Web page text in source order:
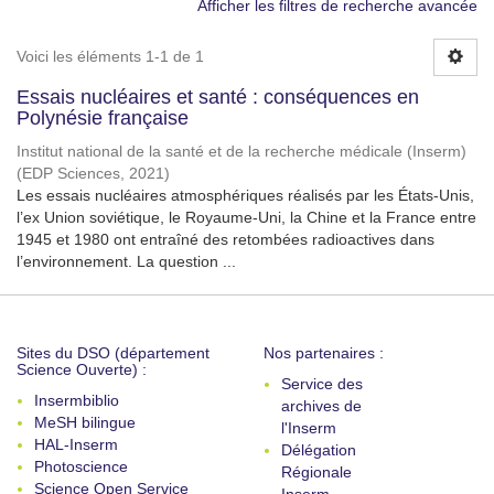
Afficher les filtres de recherche avancée
Voici les éléments 1-1 de 1
Essais nucléaires et santé : conséquences en
Polynésie française
Institut national de la santé et de la recherche médicale (Inserm)
(EDP Sciences, 2021)
Les essais nucléaires atmosphériques réalisés par les États-Unis,
l’ex Union soviétique, le Royaume-Uni, la Chine et la France entre
1945 et 1980 ont entraîné des retombées radioactives dans
l’environnement. La question ...
Sites du DSO (département
Science Ouverte) :
Insermbiblio
MeSH bilingue
HAL-Inserm
Photoscience
Science Open Service
Nos partenaires :
Service des
archives de
l'Inserm
Délégation
Régionale